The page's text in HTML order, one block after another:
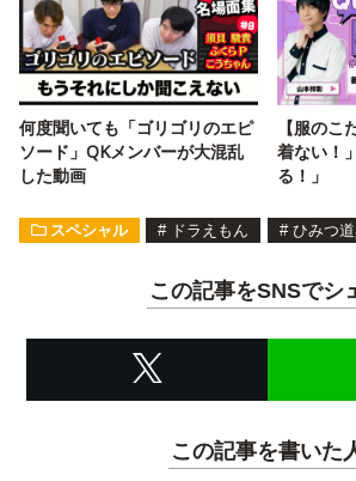
何度聞いても「ゴリゴリのエピ
ソード」QKメンバーが大混乱
した動画
【服のこ
着ない！
る！」
スペシャル # ドラえもん # ひみつ
この記事をSNSでシ
この記事を書いた